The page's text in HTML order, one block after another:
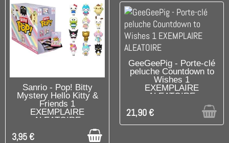
DISPONIBLE
Sanrio - Pop! Bitty
Mystery Hello Kitty &
Friends 1
EXEMPLAIRE
ALEATOIRE
3,95 €
RUPTURE DE STOCK
GeeGeePig - Porte-clé
peluche Countdown to
Wishes 1
EXEMPLAIRE
ALEATOIRE
21,90 €